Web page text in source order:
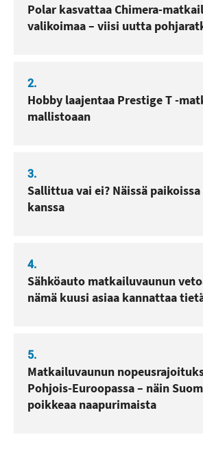
Polar kasvattaa Chimera-
valikoimaa – viisi uutta
2.
Hobby laajentaa Prestige T -
mallistoaan
3.
Sallittua vai ei? Näissä
kanssa
4.
Sähköauto matkailuvaunun
nämä kuusi asiaa kannattaa
5.
Matkailuvaunun
Pohjois-Euroopassa – näin
poikkeaa naapurimaista